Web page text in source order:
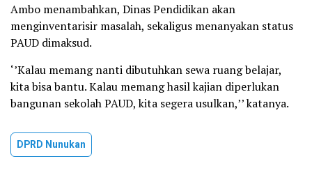
Ambo menambahkan, Dinas Pendidikan akan
menginventarisir masalah, sekaligus menanyakan status
PAUD dimaksud.
‘’Kalau memang nanti dibutuhkan sewa ruang belajar,
kita bisa bantu. Kalau memang hasil kajian diperlukan
bangunan sekolah PAUD, kita segera usulkan,’’ katanya.
DPRD Nunukan